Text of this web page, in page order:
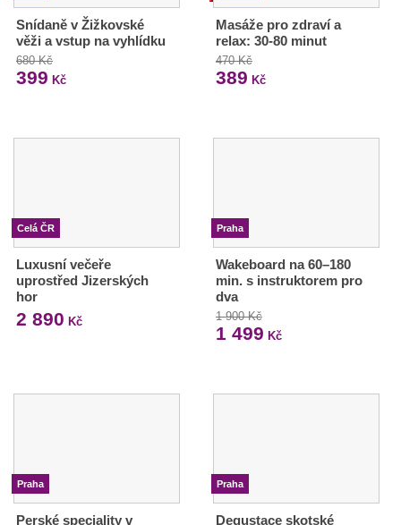
Snídaně v Žižkovské
věži a vstup na vyhlídku
680 Kč
399 Kč
Masáže pro zdraví a
relax: 30-80 minut
470 Kč
389 Kč
Celá ČR
Luxusní večeře
uprostřed Jizerských
hor
2 890 Kč
Praha
Wakeboard na 60–180
min. s instruktorem pro
dva
1 900 Kč
1 499 Kč
Praha
Perské speciality v
Praha
Degustace skotské